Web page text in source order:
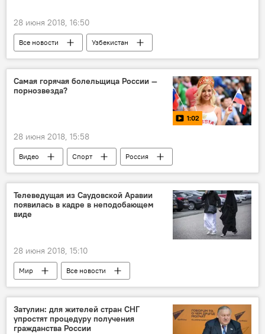
28 июня 2018, 16:50
Все новости
Узбекистан
тонировка
Центральная Азия
Самая горячая болельщица России —
порнозвезда?
1:02
28 июня 2018, 15:58
Видео Спорт
Россия
ФИФА
ЧМ-2018
Телеведущая из Саудовской Аравии
появилась в кадре в неподобающем
виде
28 июня 2018, 15:10
Мир
Все новости
Саудовская Аравия
Происшествия, ЧП, криминал
Затулин: для жителей стран СНГ
упростят процедуру получения
гражданства России